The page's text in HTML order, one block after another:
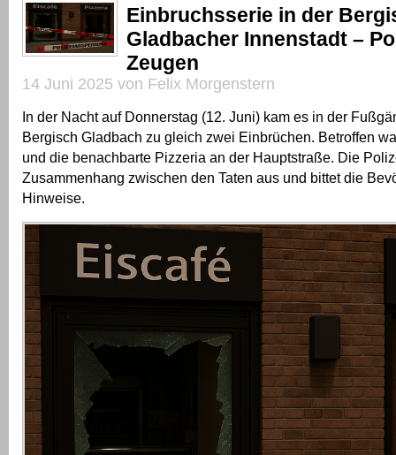
Einbruchsserie in der
Gladbacher Innenstadt –
Zeugen
14 Juni 2025 von Felix Morgenstern
In der Nacht auf Donnerstag (12. Juni) kam es in der
Bergisch Gladbach zu gleich zwei Einbrüchen. Betroffen
und die benachbarte Pizzeria an der Hauptstraße. Die
Zusammenhang zwischen den Taten aus und bittet die
Hinweise.